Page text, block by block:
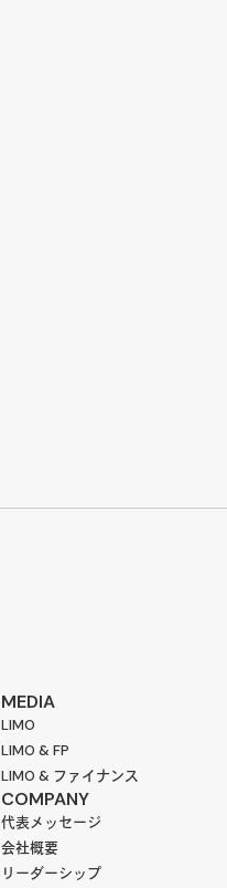
MEDIA
LIMO
LIMO & FP
LIMO & ファイナンス
COMPANY
代表メッセージ
会社概要
リーダーシップ